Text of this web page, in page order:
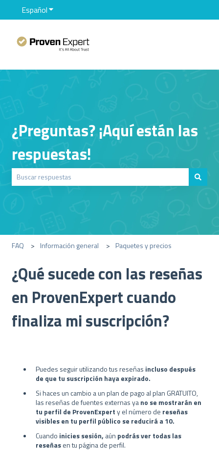
EspañolTraducciones de Mostrar submenú de
¿Preguntas? ¡Aquí están las
respuestas!
FAQ Información general Paquetes y precios
¿Qué sucede con las reseñas
en ProvenExpert cuando
finaliza mi suscripción?
Puedes seguir utilizando tus reseñas incluso después
de que tu suscripción haya expirado.
Si haces un cambio a un plan de pago al plan GRATUITO,
las reseñas de fuentes externas yano se mostrarán en
tu perfil de ProvenExperty el número de reseñas
visibles en tu perfil público se reducirá a 10.
Cuando inicies sesión, aún podrás ver todas las
reseñasen tu página de perfil.